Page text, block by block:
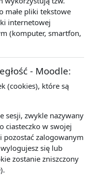
małe pliki tekstowe
internetowej
(komputer, smartfon,
- Moodle:
(cookies), które są
sesji, zwykle nazywany
ciasteczko w swojej
pozostać zalogowanym
się lub
zostanie zniszczony